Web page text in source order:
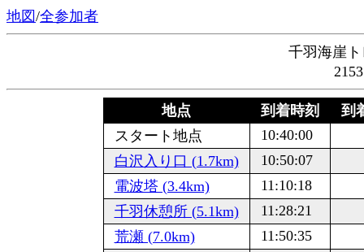
地図/全参加者
千羽海崖
地点 到着時刻
到
スタート地点
10:40:00
白沢入り口 (1.7km)
10:50:07
電波塔 (3.4km)
11:10:18
千羽休憩所 (5.1km)
11:28:21
荒瀬 (7.0km)
11:50:35